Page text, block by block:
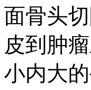
面骨头
皮到肿
小内大